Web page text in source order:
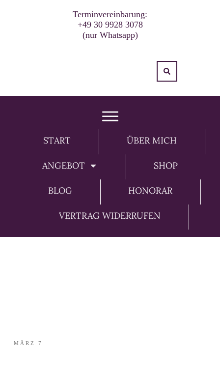
Terminvereinbarung:
+49 30 9928 3078
(nur Whatsapp)
START ÜBER MICH
ANGEBOT SHOP
BLOG HONORAR
VERTRAG WIDERRUFEN
MÄRZ 7